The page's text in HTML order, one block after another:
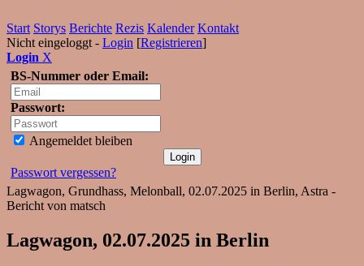
Start Storys Berichte Rezis Kalender Kontakt
Nicht eingeloggt - Login [Registrieren]
Login X
BS-Nummer oder Email:
Passwort:
Angemeldet bleiben
Passwort vergessen?
Lagwagon, Grundhass, Melonball, 02.07.2025 in Berlin, Astra -
Bericht von matsch
Lagwagon, 02.07.2025 in Berlin